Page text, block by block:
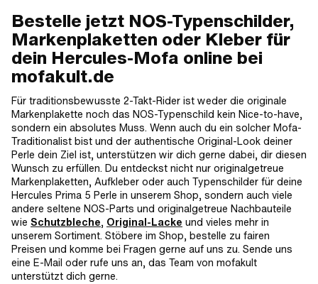
Bestelle jetzt NOS-Typenschilder,
Markenplaketten oder Kleber für
dein Hercules-Mofa online bei
mofakult.de
Für traditionsbewusste 2-Takt-Rider ist weder die originale
Markenplakette noch das NOS-Typenschild kein Nice-to-have,
sondern ein absolutes Muss. Wenn auch du ein solcher Mofa-
Traditionalist bist und der authentische Original-Look deiner
Perle dein Ziel ist, unterstützen wir dich gerne dabei, dir diesen
Wunsch zu erfüllen. Du entdeckst nicht nur originalgetreue
Markenplaketten, Aufkleber oder auch Typenschilder für deine
Hercules Prima 5 Perle in unserem Shop, sondern auch viele
andere seltene NOS-Parts und originalgetreue Nachbauteile
wie Schutzbleche, Original-Lacke und vieles mehr in
unserem Sortiment. Stöbere im Shop, bestelle zu fairen
Preisen und komme bei Fragen gerne auf uns zu. Sende uns
eine E-Mail oder rufe uns an, das Team von mofakult
unterstützt dich gerne.